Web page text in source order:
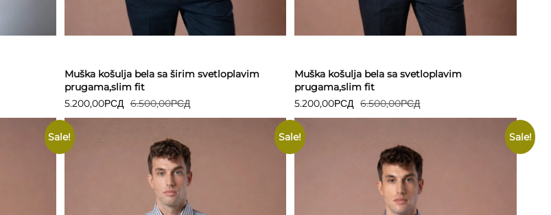
Detaljnije
Muška košulja bela sa širim svetloplavim
prugama,slim fit
6.500,00РСД
5.200,00РСД
Detaljnije
Muška košulja bela sa svetloplavim
prugama,slim fit
6.500,00РСД
5.200,00РСД
Sale! Sale! Sale!